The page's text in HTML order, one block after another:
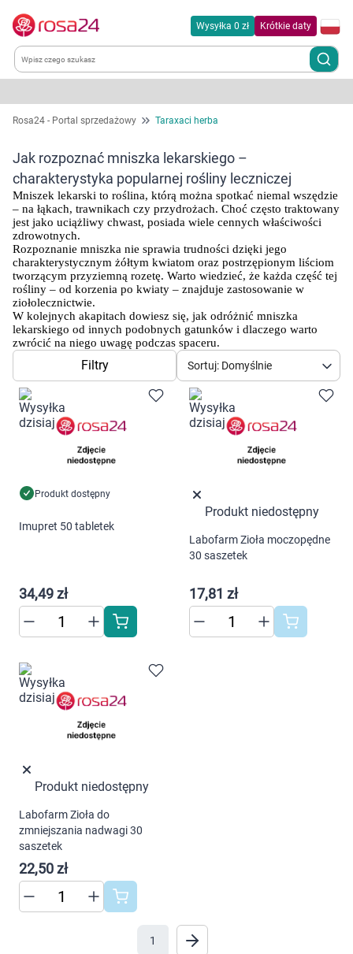
Wysyłka 0 zł Krótkie daty
Kategorie
Chemia gospodarcza
Dla zwierząt
Dom i ogród
Zdrowie
Kobieta w ciąży i mama
Dziecko
Higiena
Kosmetyki
Zdrowy styl życia
Sprzęt medyczny
Motoryzacja
Grupy produktowe
Rosa24 - Portal sprzedażowy Taraxaci herba
Jak rozpoznać mniszka lekarskiego –
charakterystyka popularnej rośliny leczniczej
Mniszek lekarski to roślina, którą można spotkać niemal wszędzie
– na łąkach, trawnikach czy przydrożach. Choć często traktowany
jest jako uciążliwy chwast, posiada wiele cennych właściwości
zdrowotnych.
Rozpoznanie mniszka nie sprawia trudności dzięki jego
charakterystycznym żółtym kwiatom oraz postrzępionym liściom
tworzącym przyziemną rozetę. Warto wiedzieć, że każda część tej
rośliny – od korzenia po kwiaty – znajduje zastosowanie w
ziołolecznictwie.
W kolejnych akapitach dowiesz się, jak odróżnić mniszka
lekarskiego od innych podobnych gatunków i dlaczego warto
zwrócić na niego uwagę podczas spaceru.
Filtry Sortuj: Domyślnie
Produkt dostępny
Imupret 50 tabletek
34,49 zł
Produkt niedostępny
Labofarm Zioła moczopędne
30 saszetek
17,81 zł
Produkt niedostępny
Labofarm Zioła do
zmniejszania nadwagi 30
saszetek
22,50 zł
1